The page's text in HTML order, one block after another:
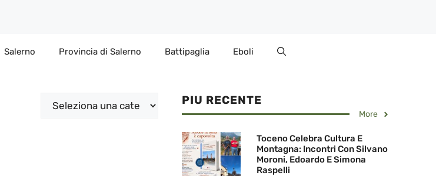
Salerno Provincia di Salerno Battipaglia Eboli
Categorie PIU RECENTE
More
Toceno Celebra Cultura E
Montagna: Incontri Con Silvano
Moroni, Edoardo E Simona
Raspelli